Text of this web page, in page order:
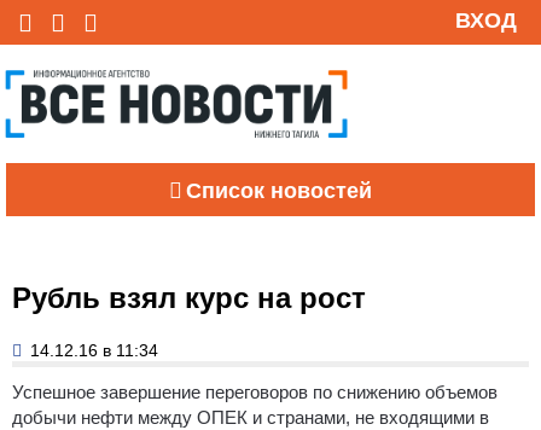
ВХОД
Список новостей
Рубль взял курс на рост
14.12.16 в 11:34
Успешное завершение переговоров по снижению объемов
добычи нефти между ОПЕК и странами, не входящими в